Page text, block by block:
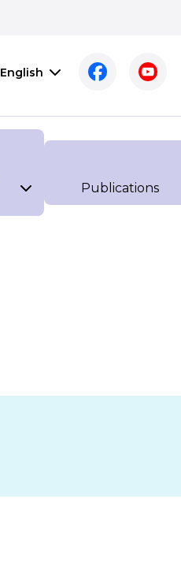
English
Publications